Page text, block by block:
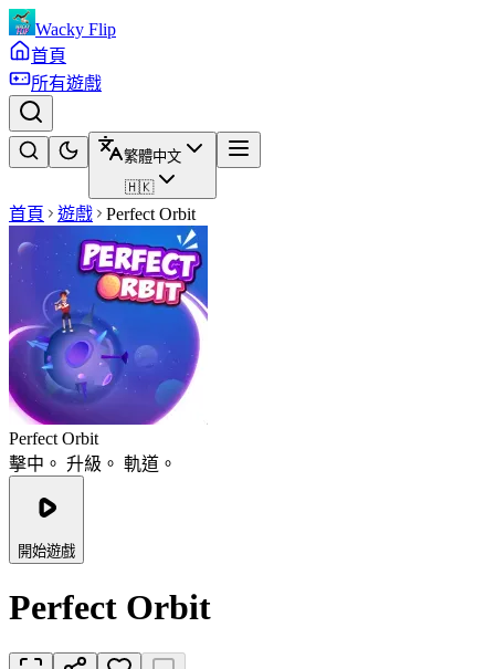
Wacky Flip
首頁
所有遊戲
繁體中文
🇭🇰
首頁 遊戲 Perfect Orbit
Perfect Orbit
擊中。 升級。 軌道。
開始遊戲
Perfect Orbit